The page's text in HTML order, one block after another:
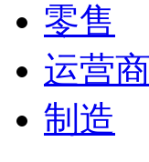
零售
运营商
制造